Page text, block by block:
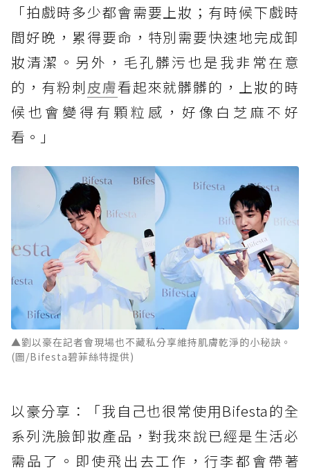
「拍戲時多少都會需要上妝；有時候下戲時
間好晚，累得要命，特別需要快速地完成卸
妝清潔。另外，毛孔髒污也是我非常在意
的，有粉刺皮膚看起來就髒髒的，上妝的時
候也會變得有顆粒感，好像白芝麻不好
看。」
▲劉以豪在記者會現場也不藏私分享維持肌膚乾淨的小秘訣。
(圖/Bifesta碧菲絲特提供)
以豪分享：「我自己也很常使用Bifesta的全
系列洗臉卸妝產品，對我來說已經是生活必
需品了。即使飛出去工作，行李都會帶著